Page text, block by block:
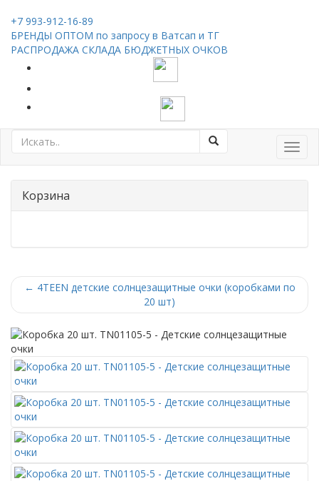
+7 993-912-16-89
БРЕНДЫ ОПТОМ по запросу в Ватсап и ТГ
РАСПРОДАЖА СКЛАДА БЮДЖЕТНЫХ ОЧКОВ
Корзина
← 4TEEN детские солнцезащитные очки (коробками по
20 шт)